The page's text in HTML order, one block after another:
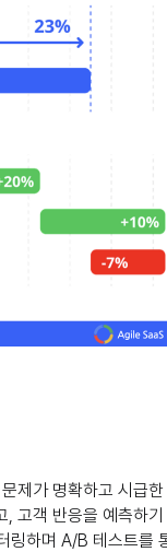
제가 명확하고 시급
고객 반응을 예측하
링하며 A/B 테스트를